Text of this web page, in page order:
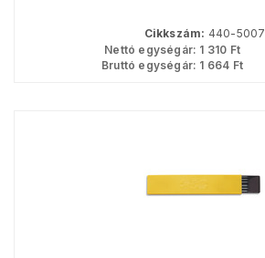
Cikkszám: 440-5007
Nettó egységár: 1 310 Ft
Bruttó egységár: 1 664 Ft